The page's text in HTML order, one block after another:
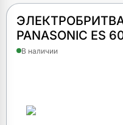
PANASONIC ES
В наличии